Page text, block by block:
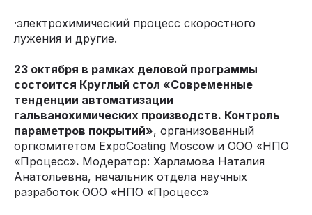
·электрохимический процесс скоростного
лужения и другие.
23 октября в рамках деловой программы
состоится Круглый стол «Современные
тенденции автоматизации
гальванохимических производств. Контроль
параметров покрытий», организованный
оргкомитетом ExpoCoating Moscow и ООО «НПО
«Процесс». Модератор: Харламова Наталия
Анатольевна, начальник отдела научных
разработок ООО «НПО «Процесс»